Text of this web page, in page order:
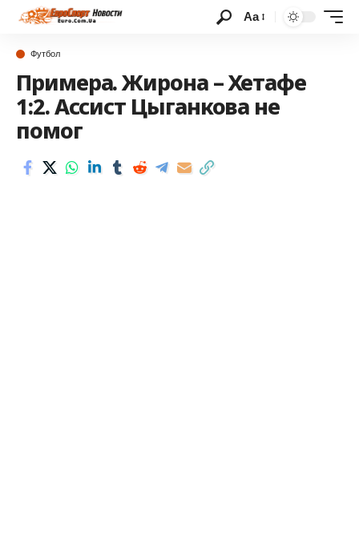
Аа
Футбол
Примера. Жирона – Хетафе
1:2. Ассист Цыганкова не
помог